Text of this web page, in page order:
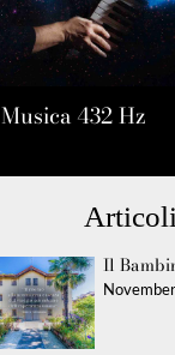
Musica 432 Hz
Il